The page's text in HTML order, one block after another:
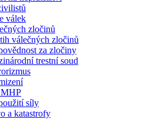
válek
zločinů
válečných zločinů
za zločiny
trestní soud
síly
a katastrofy